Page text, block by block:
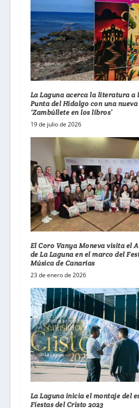
La Laguna acerca la literatura a
Punta del Hidalgo con una
‘Zambúllete en los libros’
19 de julio de 2026
El Coro Vanya Moneva visita el
de La Laguna en el marco del
Música de Canarias
23 de enero de 2026
La Laguna inicia el montaje del
Fiestas del Cristo 2023